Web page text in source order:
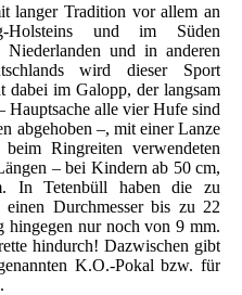
langer Tradition vor allem an
Holsteins und im Süden
und in anderen
wird dieser Sport
dabei im Galopp, der langsam
Hauptsache alle vier Hufe sind
abgehoben –, mit einer Lanze
Ringreiten verwendeten
– bei Kindern ab 50 cm,
In Tetenbüll haben die zu
Durchmesser bis zu 22
hingegen nur noch von 9 mm.
hindurch! Dazwischen gibt
K.O.-Pokal bzw. für